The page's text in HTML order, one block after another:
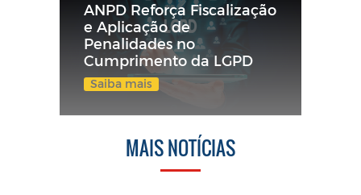
ANPD Reforça Fiscalização
e Aplicação de
Penalidades no
Cumprimento da LGPD
Saiba mais
MAIS NOTÍCIAS